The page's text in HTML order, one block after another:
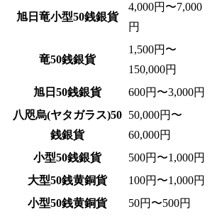
旭日竜小型50銭銀貨
4,000円〜7,000
円
竜50銭銀貨
1,500円〜
150,000円
旭日50銭銀貨
600円〜3,000円
八咫烏(ヤタガラス)50
銭銀貨
50,000円〜
60,000円
小型50銭銀貨
500円〜1,000円
大型50銭黄銅貨
100円〜1,000円
小型50銭黄銅貨
50円〜500円